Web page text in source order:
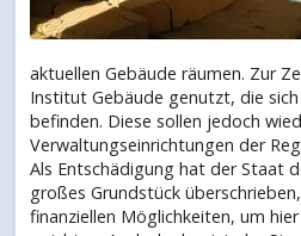
aktuellen Gebäude räumen. Zur
Institut Gebäude genutzt, die
befinden. Diese sollen jedoch
Verwaltungseinrichtungen der
Als Entschädigung hat der Staat
großes Grundstück
finanziellen Möglichkeiten, um